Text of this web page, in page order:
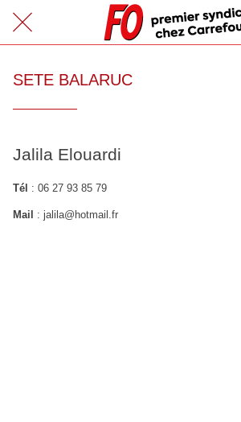
SETE BALARUC
Jalila Elouardi
Tél : 06 27 93 85 79
Mail : jalila@hotmail.fr